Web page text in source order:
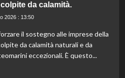
da calamità.
2026 : 13:50
il sostegno alle imprese della
da calamità naturali e da
eccezionali. È questo...